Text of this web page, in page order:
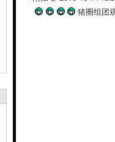
猪圈组团